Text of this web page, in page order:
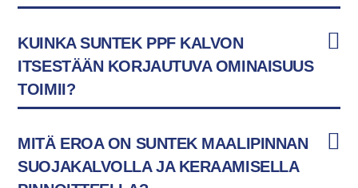
KUINKA SUNTEK PPF KALVON
ITSESTÄÄN KORJAUTUVA OMINAISUUS
TOIMII?
MITÄ EROA ON SUNTEK MAALIPINNAN
SUOJAKALVOLLA JA KERAAMISELLA